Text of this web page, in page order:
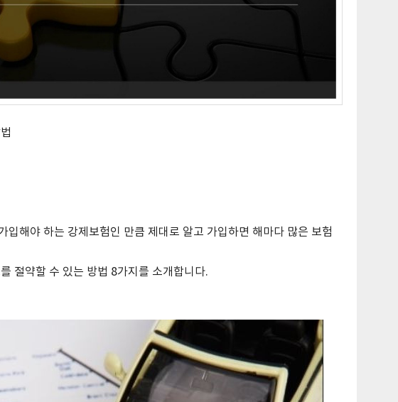
입해야 하는 강제보험인 만큼 제대로 알고 가입하면 해마다 많은 보험
절약할 수 있는 방법 8가지를 소개합니다.